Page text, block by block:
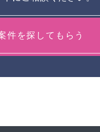
件を探してもらう